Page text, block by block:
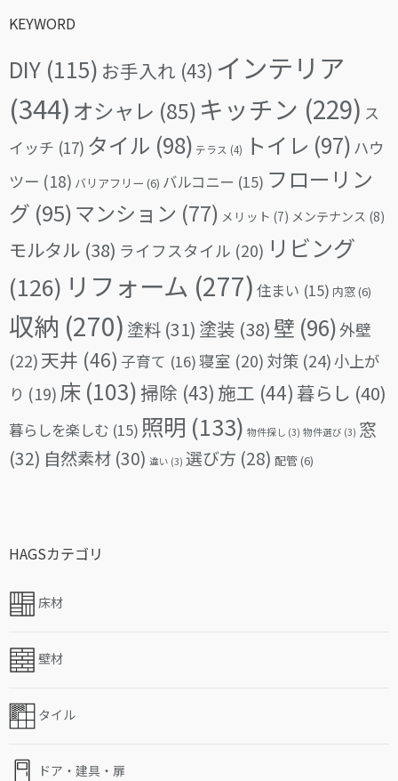
KEYWORD
DIY (115) お手入れ (43) インテリア
(344) オシャレ (85) キッチン (229) ス
イッチ (17) タイル (98) テラス (4) トイレ (97) ハウ
ツー (18) バリアフリー (6) バルコニー (15) フローリン
グ (95)マンション (77) メリット (7) メンテナンス (8)
モルタル (38) ライフスタイル (20) リビング
(126) リフォーム (277) 住まい (15) 内窓(6)
収納 (270) 塗料 (31) 塗装 (38) 壁 (96)外壁
(22)天井 (46) 子育て (16)寝室 (20) 対策 (24)小上が
り (19) 床 (103)掃除 (43) 施工 (44) 暮らし (40)
暮らしを楽しむ (15) 照明 (133) 物件探し (3) 物件選び (3) 窓
(32) 自然素材 (30) 違い (3) 選び方 (28) 配管(6)
HAGSカテゴリ
床材
壁材
タイル
ドア・建具・扉